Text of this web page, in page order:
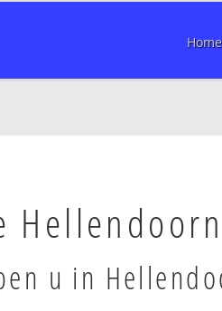
Home
Hellendoorn
u in